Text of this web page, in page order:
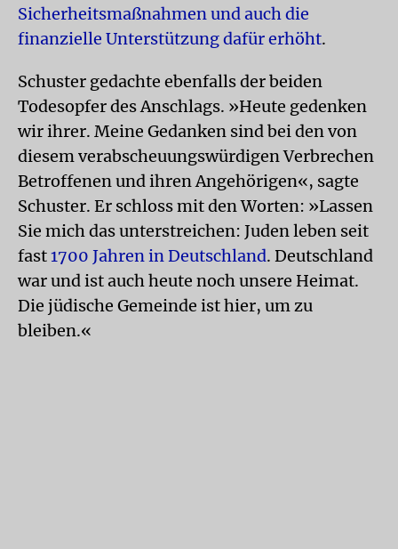
Sicherheitsmaßnahmen und auch die
finanzielle Unterstützung dafür erhöht.
Schuster gedachte ebenfalls der beiden
Todesopfer des Anschlags. »Heute gedenken
wir ihrer. Meine Gedanken sind bei den von
diesem verabscheuungswürdigen Verbrechen
Betroffenen und ihren Angehörigen«, sagte
Schuster. Er schloss mit den Worten: »Lassen
Sie mich das unterstreichen: Juden leben seit
fast1700 Jahren in Deutschland. Deutschland
war und ist auch heute noch unsere Heimat.
Die jüdische Gemeinde ist hier, um zu
bleiben.«